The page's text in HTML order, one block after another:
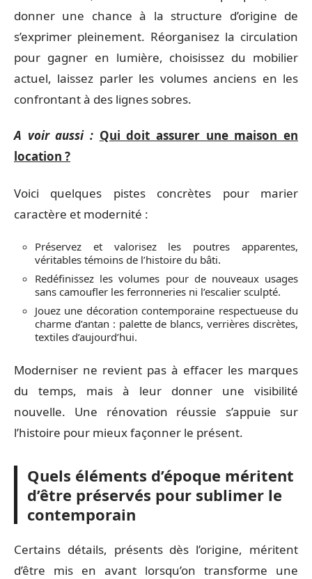
donner une chance à la structure d’origine de
s’exprimer pleinement. Réorganisez la circulation
pour gagner en lumière, choisissez du mobilier
actuel, laissez parler les volumes anciens en les
confrontant à des lignes sobres.
A voir aussi : Qui doit assurer une maison en
location ?
Voici quelques pistes concrètes pour marier
caractère et modernité :
Préservez et valorisez les poutres apparentes,
véritables témoins de l’histoire du bâti.
Redéfinissez les volumes pour de nouveaux usages
sans camoufler les ferronneries ni l’escalier sculpté.
Jouez une décoration contemporaine respectueuse du
charme d’antan : palette de blancs, verrières discrètes,
textiles d’aujourd’hui.
Moderniser ne revient pas à effacer les marques
du temps, mais à leur donner une visibilité
nouvelle. Une rénovation réussie s’appuie sur
l’histoire pour mieux façonner le présent.
Quels éléments d’époque méritent
d’être préservés pour sublimer le
contemporain
Certains détails, présents dès l’origine, méritent
d’être mis en avant lorsqu’on transforme une